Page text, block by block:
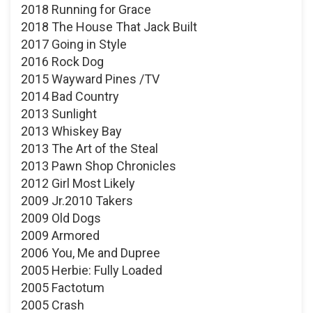
2018 Running for Grace
2018 The House That Jack Built
2017 Going in Style
2016 Rock Dog
2015 Wayward Pines /TV
2014 Bad Country
2013 Sunlight
2013 Whiskey Bay
2013 The Art of the Steal
2013 Pawn Shop Chronicles
2012 Girl Most Likely
2009 Jr.2010 Takers
2009 Old Dogs
2009 Armored
2006 You, Me and Dupree
2005 Herbie: Fully Loaded
2005 Factotum
2005 Crash